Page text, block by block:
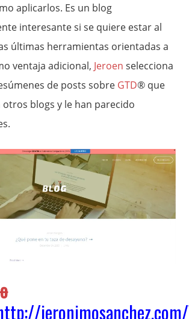
aplicarlos. Es un blog
interesante si se quiere estar al
últimas herramientas orientadas a
ventaja adicional, Jeroen selecciona
de posts sobre GTD® que
otros blogs y le han parecido
jeronimosanchez.com/